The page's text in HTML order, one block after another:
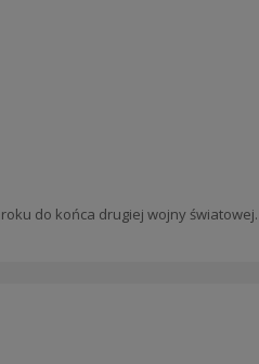
do końca drugiej wojny światowej.